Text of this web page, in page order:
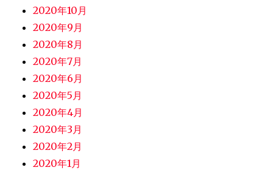
2020年10月
2020年9月
2020年8月
2020年7月
2020年6月
2020年5月
2020年4月
2020年3月
2020年2月
2020年1月